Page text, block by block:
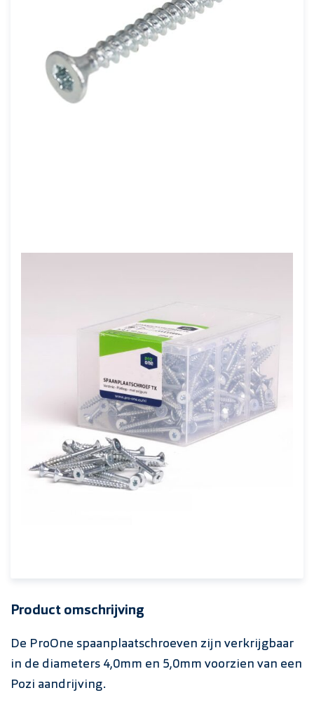
Product omschrijving
De ProOne spaanplaatschroeven zijn verkrijgbaar
in de diameters 4,0mm en 5,0mm voorzien van een
Pozi aandrijving.